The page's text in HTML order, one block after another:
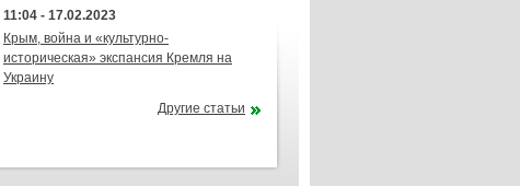
11:04 - 17.02.2023
Крым, война и «культурно-
историческая» экспансия Кремля на
Украину
Другие статьи